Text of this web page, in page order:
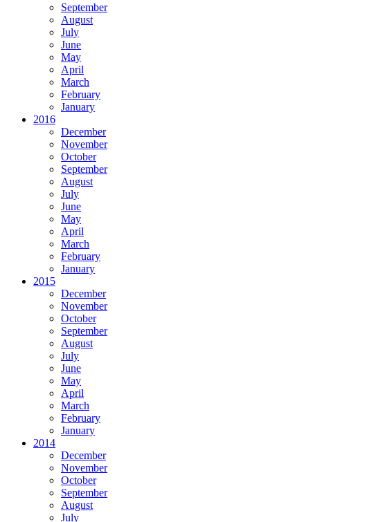
September
August
July
June
May
April
March
February
January
2016
December
November
October
September
August
July
June
May
April
March
February
January
2015
December
November
October
September
August
July
June
May
April
March
February
January
2014
December
November
October
September
August
July